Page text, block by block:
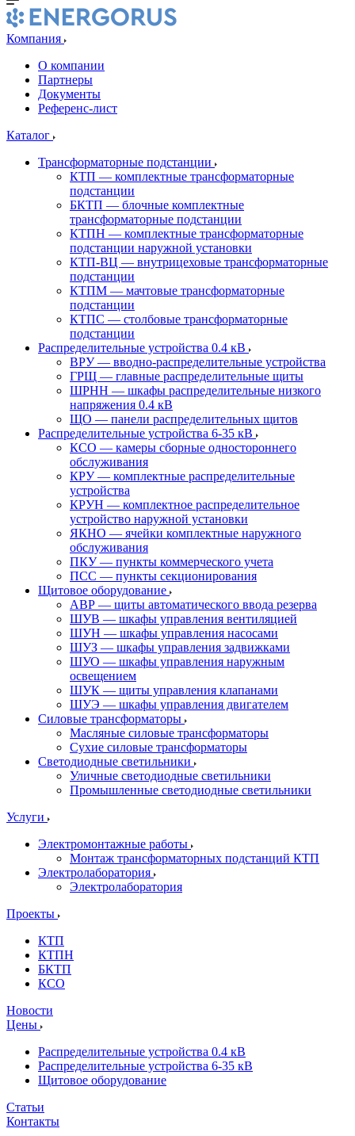
Компания
О компании
Партнеры
Документы
Референс-лист
Каталог
Трансформаторные подстанции
КТП — комплектные трансформаторные
подстанции
БКТП — блочные комплектные
трансформаторные подстанции
КТПН — комплектные трансформаторные
подстанции наружной установки
КТП-ВЦ — внутрицеховые трансформаторные
подстанции
КТПМ — мачтовые трансформаторные
подстанции
КТПС — столбовые трансформаторные
подстанции
Распределительные устройства 0.4 кВ
ВРУ — вводно-распределительные устройства
ГРЩ — главные распределительные щиты
ШРНН — шкафы распределительные низкого
напряжения 0.4 кВ
ЩО — панели распределительных щитов
Распределительные устройства 6-35 кВ
КСО — камеры сборные одностороннего
обслуживания
КРУ — комплектные распределительные
устройства
КРУН — комплектное распределительное
устройство наружной установки
ЯКНО — ячейки комплектные наружного
обслуживания
ПКУ — пункты коммерческого учета
ПСС — пункты секционирования
Щитовое оборудование
АВР — щиты автоматического ввода резерва
ШУВ — шкафы управления вентиляцией
ШУН — шкафы управления насосами
ШУЗ — шкафы управления задвижками
ШУО — шкафы управления наружным
освещением
ШУК — щиты управления клапанами
ШУЭ — шкафы управления двигателем
Силовые трансформаторы
Масляные силовые трансформаторы
Сухие силовые трансформаторы
Светодиодные светильники
Уличные светодиодные светильники
Промышленные светодиодные светильники
Услуги
Электромонтажные работы
Монтаж трансформаторных подстанций КТП
Электролаборатория
Электролаборатория
Проекты
КТП
КТПН
БКТП
КСО
Новости
Цены
Распределительные устройства 0.4 кВ
Распределительные устройства 6-35 кВ
Щитовое оборудование
Статьи
Контакты